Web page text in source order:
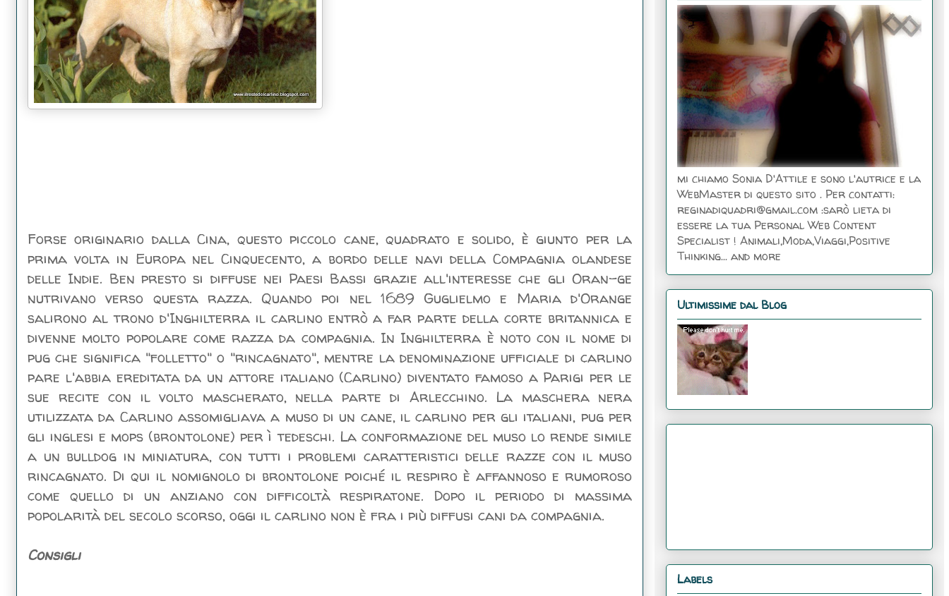
Forse originario dalla Cina, questo piccolo cane, quadrato e solido, è giunto per la
prima volta in Europa nel Cinquecento, a bordo delle navi della Compagnia olandese
delle Indie. Ben presto si diffuse nei Paesi Bassi grazie all'interesse che gli Oran-ge
nutrivano verso questa razza. Quando poi nel 1689 Guglielmo e Maria d'Orange
salirono al trono d'Inghilterra il carlino entrò a far parte della corte britannica e
divenne molto popolare come razza da compagnia. In Inghilterra è noto con il nome di
pug che significa "folletto" o "rincagnato", mentre la denominazione ufficiale di carlino
pare l'abbia ereditata da un attore italiano (Carlino) diventato famoso a Parigi per le
sue recite con il volto mascherato, nella parte di Arlecchino. La maschera nera
utilizzata da Carlino assomigliava a muso di un cane, il carlino per gli italiani, pug per
gli inglesi e mops (brontolone) per ì tedeschi. La conformazione del muso lo rende simile
a un bulldog in miniatura, con tutti i problemi caratteristici delle razze con il muso
rincagnato. Di qui il nomignolo di brontolone poiché il respiro è affannoso e rumoroso
come quello di un anziano con difficoltà respiratone. Dopo il periodo di massima
popolarità del secolo scorso, oggi il carlino non è fra i più diffusi cani da compagnia.
Consigli
mi chiamo Sonia D'Attile e sono l'autrice e la
WebMaster di questo sito . Per contatti:
reginadiquadri@gmail.com :sarò lieta di
essere la tua Personal Web Content
Specialist ! Animali,Moda,Viaggi,Positive
Thinking... and more
Ultimissime dal Blog
Labels